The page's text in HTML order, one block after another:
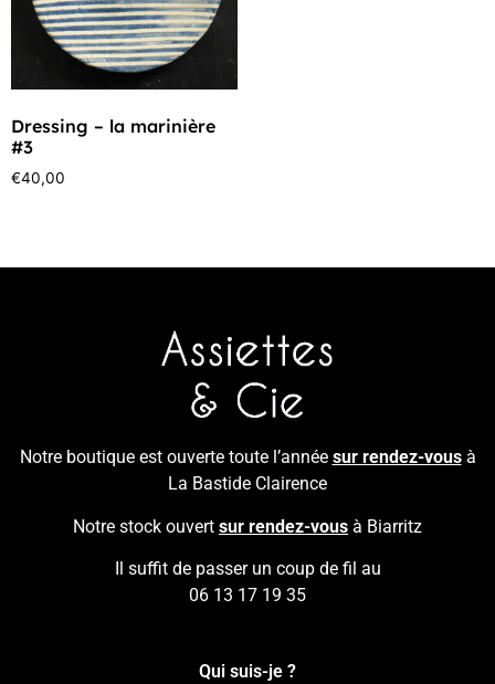
Dressing – la marinière
#3
€40,00
Notre boutique est ouverte toute l’année sur rendez-vousà
La Bastide Clairence
Notre stock ouvert sur rendez-vous à Biarritz
Il suffit de passer un coup de fil au
06 13 17 19 35
Qui suis-je ?